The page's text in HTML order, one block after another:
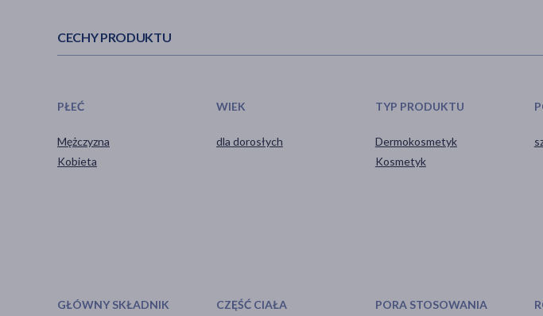
CECHY PRODUKTU
PŁEĆ
Mężczyzna
Kobieta
WIEK
dla dorosłych
TYP PRODUKTU
Dermokosmetyk
Kosmetyk
GŁÓWNY SKŁADNIK CZĘŚĆ CIAŁA PORA STOSOWANIA